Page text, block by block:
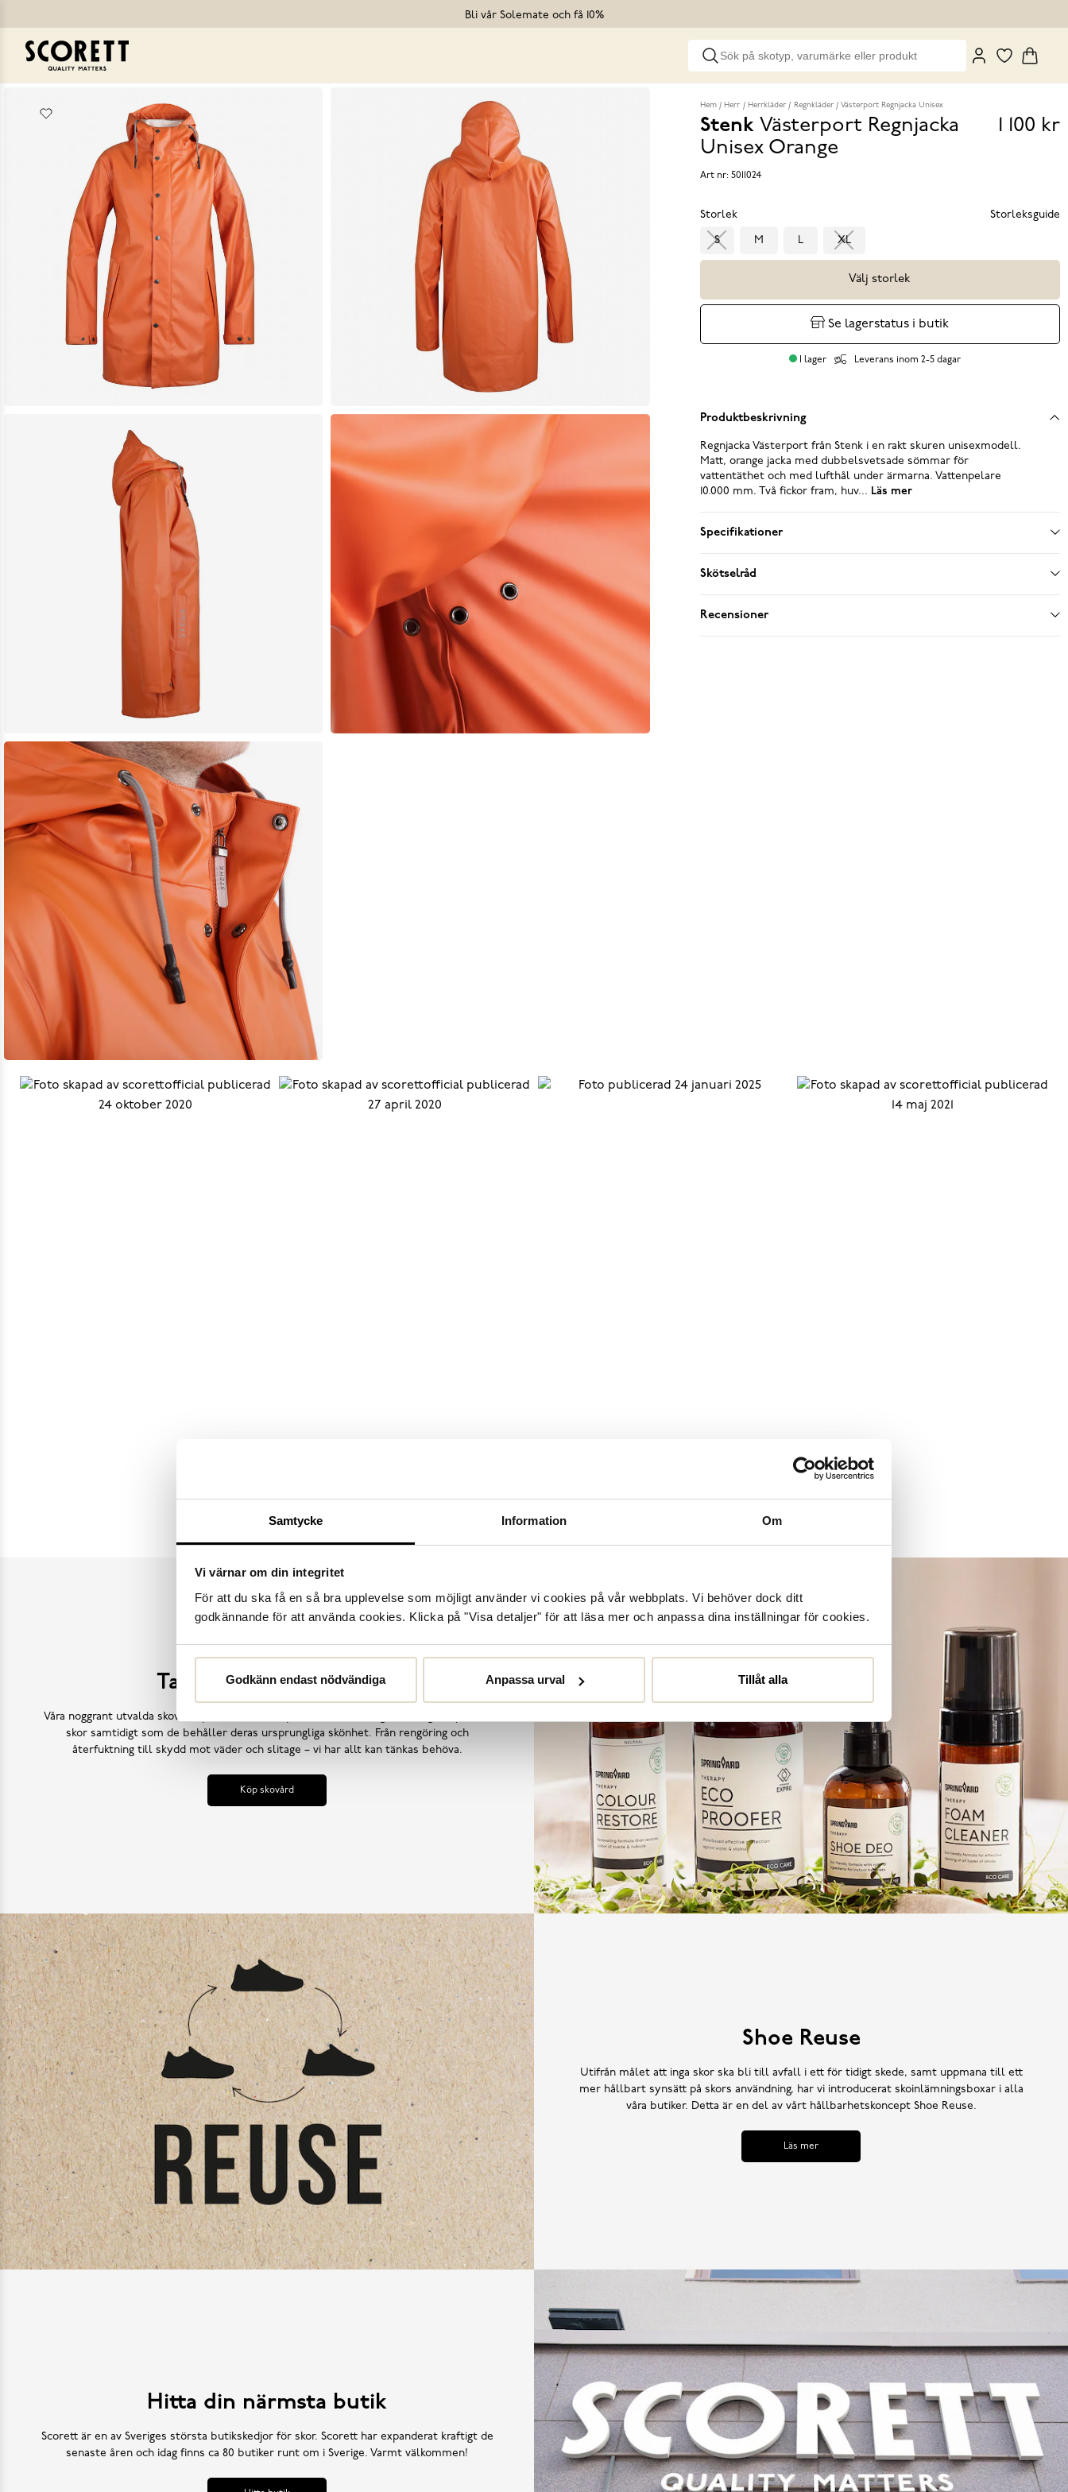
Samtycke Information Om
Vi värnar om din integritet
För att du ska få en så bra upplevelse som möjligt använder vi cookies på vår webbplats. Vi behöver dock ditt
godkännande för att använda cookies. Klicka på "Visa detaljer" för att läsa mer och anpassa dina inställningar för cookies.
Godkänn endast nödvändiga Anpassa urval Tillåt alla
Bli vår Solemate och få 10%
Hem Herr Herrkläder Regnkläder Västerport Regnjacka Unisex
Stenk Västerport Regnjacka
Unisex Orange
Pris
1 100 kr
Art nr: 5011024
Storlek Storleksguide
S M L XL
Välj storlek
Se lagerstatus i butik
I lager Leverans inom 2-5 dagar
Produktbeskrivning
Regnjacka Västerport från Stenk i en rakt skuren unisexmodell.
Matt, orange jacka med dubbelsvetsade sömmar för
vattentäthet och med lufthål under ärmarna. Vattenpelare
10.000 mm. Två fickor fram, huv... Läs mer
Specifikationer
Skötselråd
Recensioner
K.Cobler Sweeks Vagabond Shoemakers
Ta hand om dina skor
Våra noggrant utvalda skovårdsprodukter är skapade för att förlänga livslängden på dina
skor samtidigt som de behåller deras ursprungliga skönhet. Från rengöring och
återfuktning till skydd mot väder och slitage – vi har allt kan tänkas behöva.
Köp skovård
Shoe Reuse
Utifrån målet att inga skor ska bli till avfall i ett för tidigt skede, samt uppmana till ett
mer hållbart synsätt på skors användning, har vi introducerat skoinlämningsboxar i alla
våra butiker. Detta är en del av vårt hållbarhetskoncept Shoe Reuse.
Läs mer
Hitta din närmsta butik
Scorett är en av Sveriges största butikskedjor för skor. Scorett har expanderat kraftigt de
senaste åren och idag finns ca 80 butiker runt om i Sverige. Varmt välkommen!